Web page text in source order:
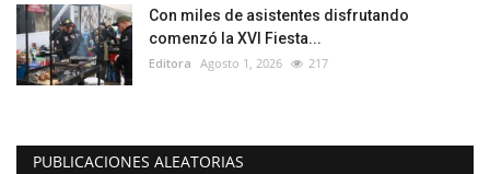
Con miles de asistentes disfrutando
comenzó la XVI Fiesta...
Editora Agosto 1, 2026 217
PUBLICACIONES ALEATORIAS